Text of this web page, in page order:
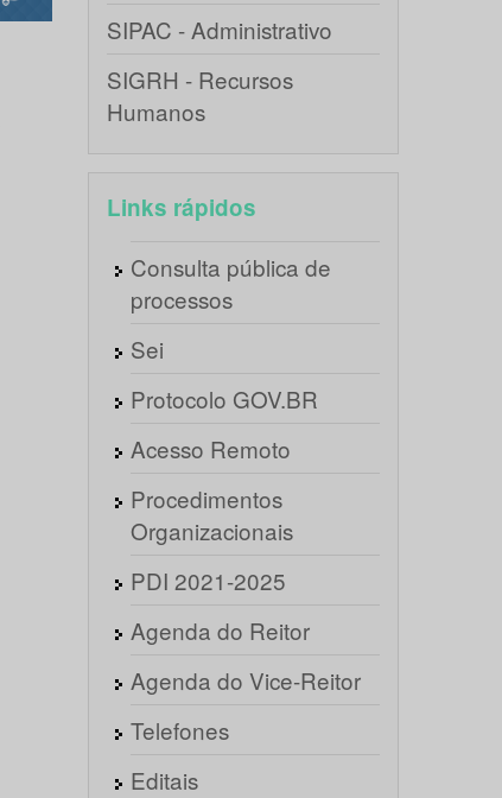
SIPAC - Administrativo
SIGRH - Recursos
Humanos
Links rápidos
Consulta pública de
processos
Sei
Protocolo GOV.BR
Acesso Remoto
Procedimentos
Organizacionais
PDI 2021-2025
Agenda do Reitor
Agenda do Vice-Reitor
Telefones
Editais